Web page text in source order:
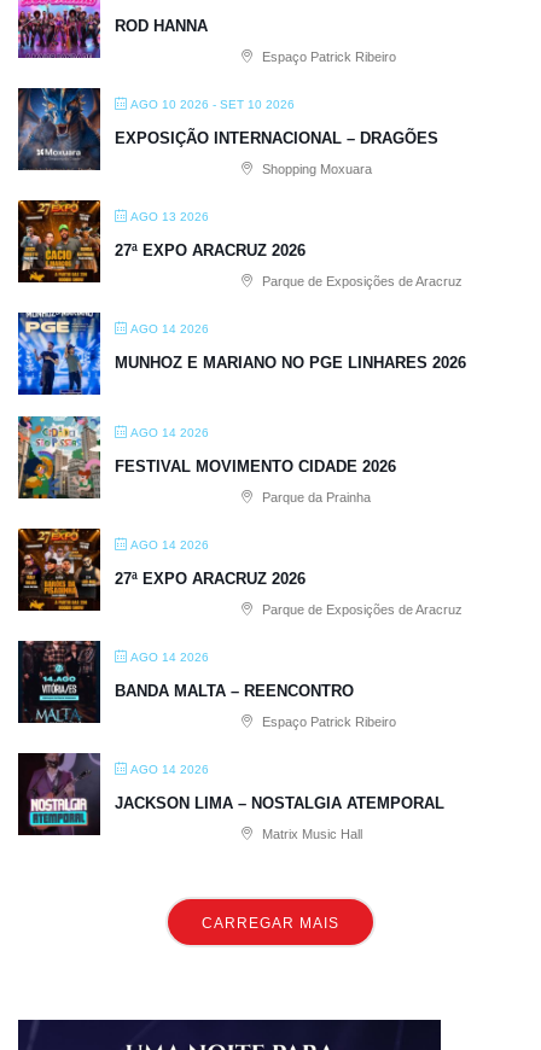
ROD HANNA
Espaço Patrick Ribeiro
AGO 10 2026 - SET 10 2026
EXPOSIÇÃO INTERNACIONAL – DRAGÕES
Shopping Moxuara
AGO 13 2026
27ª EXPO ARACRUZ 2026
Parque de Exposições de Aracruz
AGO 14 2026
MUNHOZ E MARIANO NO PGE LINHARES 2026
AGO 14 2026
FESTIVAL MOVIMENTO CIDADE 2026
Parque da Prainha
AGO 14 2026
27ª EXPO ARACRUZ 2026
Parque de Exposições de Aracruz
AGO 14 2026
BANDA MALTA – REENCONTRO
Espaço Patrick Ribeiro
AGO 14 2026
JACKSON LIMA – NOSTALGIA ATEMPORAL
Matrix Music Hall
CARREGAR MAIS